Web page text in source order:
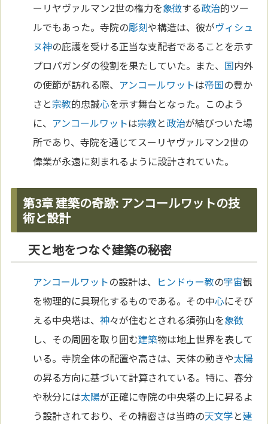
ーリヤヴァルマン2世の権力を象徴する政治的ツー
ルでもあった。寺院の彫刻や構造は、彼がヴィシュ
ヌ神の庇護を受ける正当な支配者であることを示す
プロパガンダの役割を果たしていた。また、 国内外
の使節が訪れる際、 アンコールワットは帝国の豊か
さと宗教的忠誠心を示す舞台となった。このよう
に、 アンコールワットは宗教と政治が結びついた場
所であり、寺院を通じてスーリヤヴァルマン2世の
偉業が永遠に刻まれるように設計されていた。
第3章 建築の奇跡: アンコールワットの技
術と設計
天と地をつなぐ建築の秘密
アンコールワットの設計は、 ヒンドゥー教の宇宙観
を物理的に具現化するものである。その中心にそび
える中央塔は、神々が住むとされる須弥山を象徴
し、その周囲を取り囲む建築物は地上世界を表して
いる。寺院全体の配置や高さは、天体の動きや太陽
の昇る方向に基づいて計算されている。特に、春分
や秋分には太陽が正確に寺院の中央塔の上に昇るよ
う設計されており、その精密さは当時の天文学と建